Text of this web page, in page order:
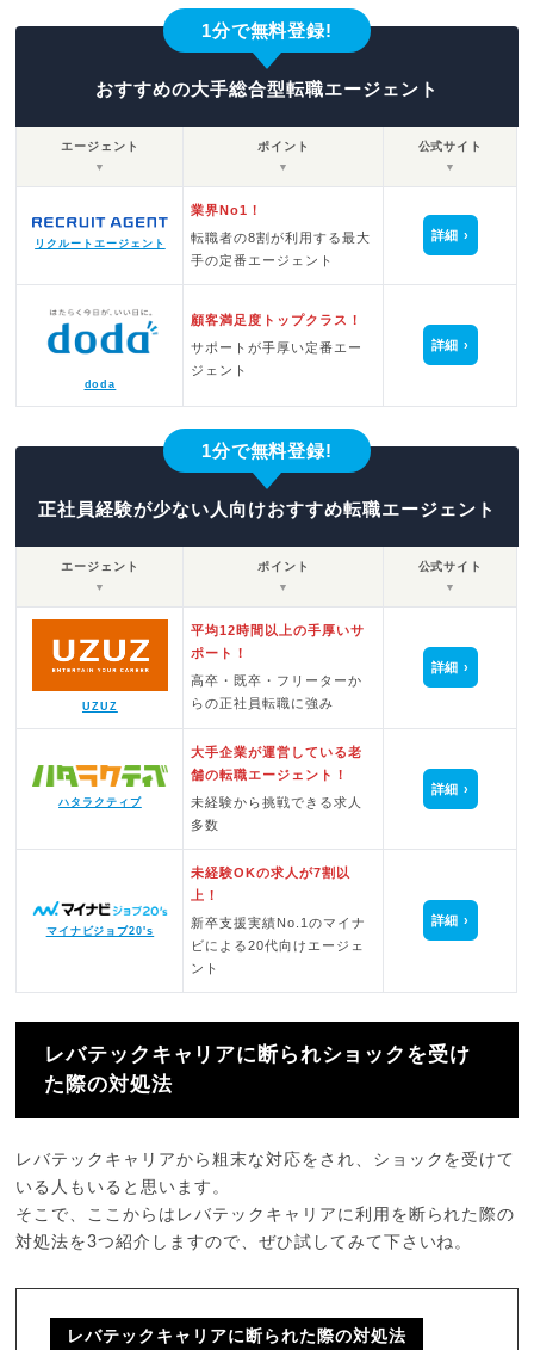
1分で無料登録!
おすすめの大手総合型転職エージェント
エージェント
▼
ポイント
▼
公式サイト
▼
リクルートエージェント
業界No1！
転職者の8割が利用する最大
手の定番エージェント
詳細
doda
顧客満足度トップクラス！
サポートが手厚い定番エー
ジェント
詳細
1分で無料登録!
正社員経験が少ない人向けおすすめ転職エージェント
エージェント
▼
ポイント
▼
公式サイト
▼
UZUZ
平均12時間以上の手厚いサ
ポート！
高卒・既卒・フリーターか
らの正社員転職に強み
詳細
ハタラクティブ
大手企業が運営している老
舗の転職エージェント！
未経験から挑戦できる求人
多数
詳細
マイナビジョブ20's
未経験OKの求人が7割以
上！
新卒支援実績No.1のマイナ
ビによる20代向けエージェ
ント
詳細
レバテックキャリアに断られショックを受け
た際の対処法
レバテックキャリアから粗末な対応をされ、ショックを受けて
いる人もいると思います。
そこで、ここからはレバテックキャリアに利用を断られた際の
対処法を3つ紹介しますので、ぜひ試してみて下さいね。
レバテックキャリアに断られた際の対処法